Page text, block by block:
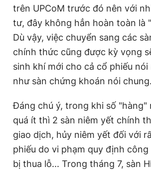
trên UPCoM trước đó nên với
tư, đây không hẳn hoàn toàn là
Dù vậy, việc chuyển sang các
chính thức cũng được kỳ vọng
sinh khí mới cho cả cổ phiếu nói
như sàn chứng khoán nói chung.
Đáng chú ý, trong khi số "hàng"
quá ít thì 2 sàn niêm yết chính
giao dịch, hủy niêm yết đối với
phiếu do vi phạm quy định
bị thua lỗ... Trong tháng 7, sàn